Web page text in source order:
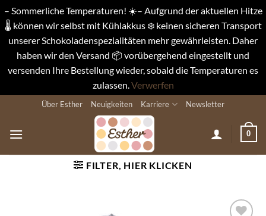
– Sommerliche Temperaturen! ☀️– Aufgrund der aktuellen Hitze
🌡️ können wir selbst mit Kühlakkus ❄️ keinen sicheren Transport
unserer Schokoladenspezialitäten mehr gewährleisten. Daher
haben wir den Versand 📦 vorübergehend eingestellt und
versenden Ihre Bestellung wieder, sobald die Temperaturen es
zulassen.Verwerfen
springen
Über Esther Neuigkeiten Karriere Newsletter
0
FILTER, HIER KLICKEN